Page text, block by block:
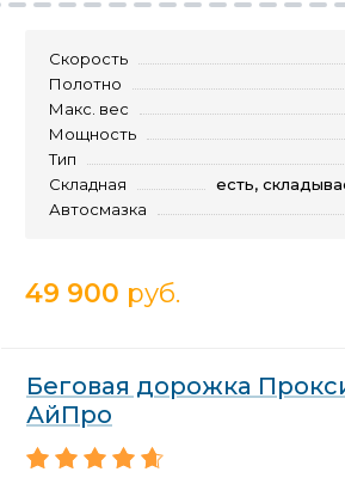
Скорость
Полотно
Макс. вес
Мощность
Тип
Складная
есть,
Автосмазка
49 900 руб.
Беговая дорожка
АйПро